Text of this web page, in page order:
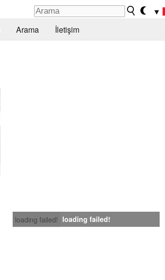
▼
Arama İletişim
loading failed! loading failed!